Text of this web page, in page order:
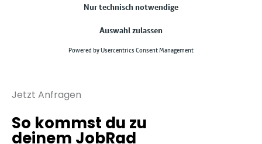
Jetzt Anfragen
So kommst du zu
deinem JobRad